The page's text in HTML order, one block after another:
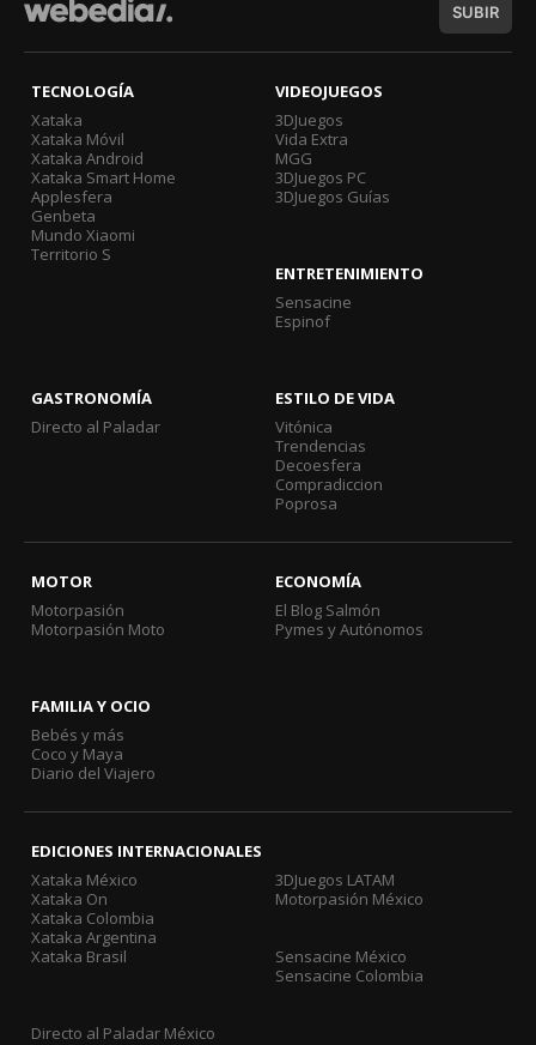
SUBIR
TECNOLOGÍA
Xataka
Xataka Móvil
Xataka Android
Xataka Smart Home
Applesfera
Genbeta
Mundo Xiaomi
Territorio S
VIDEOJUEGOS
3DJuegos
Vida Extra
MGG
3DJuegos PC
3DJuegos Guías
ENTRETENIMIENTO
Sensacine
Espinof
GASTRONOMÍA
Directo al Paladar
ESTILO DE VIDA
Vitónica
Trendencias
Decoesfera
Compradiccion
Poprosa
MOTOR
Motorpasión
Motorpasión Moto
ECONOMÍA
El Blog Salmón
Pymes y Autónomos
FAMILIA Y OCIO
Bebés y más
Coco y Maya
Diario del Viajero
EDICIONES INTERNACIONALES
Xataka México
Xataka On
Xataka Colombia
Xataka Argentina
Xataka Brasil
3DJuegos LATAM
Motorpasión México
Sensacine México
Sensacine Colombia
Directo al Paladar México